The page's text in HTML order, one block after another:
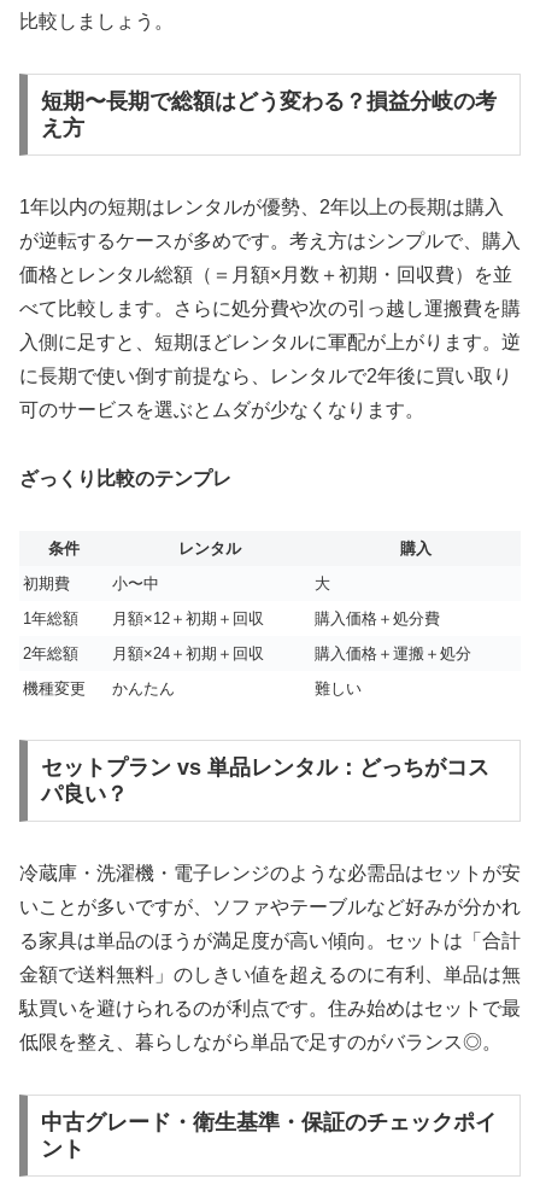
比較しましょう。
短期〜長期で総額はどう変わる？損益分岐の考
え方
1年以内の短期はレンタルが優勢、2年以上の長期は購入
が逆転するケースが多めです。考え方はシンプルで、購入
価格とレンタル総額（＝月額×月数＋初期・回収費）を並
べて比較します。さらに処分費や次の引っ越し運搬費を購
入側に足すと、短期ほどレンタルに軍配が上がります。逆
に長期で使い倒す前提なら、レンタルで2年後に買い取り
可のサービスを選ぶとムダが少なくなります。
ざっくり比較のテンプレ
条件 レンタル
購入
初期費
小〜中
大
1年総額
月額×12＋初期＋回収
購入価格＋処分費
2年総額
月額×24＋初期＋回収
購入価格＋運搬＋処分
機種変更
かんたん 難しい
セットプラン vs 単品レンタル：どっちがコス
パ良い？
冷蔵庫・洗濯機・電子レンジのような必需品はセットが安
いことが多いですが、ソファやテーブルなど好みが分かれ
る家具は単品のほうが満足度が高い傾向。セットは「合計
金額で送料無料」のしきい値を超えるのに有利、単品は無
駄買いを避けられるのが利点です。住み始めはセットで最
低限を整え、暮らしながら単品で足すのがバランス◎。
中古グレード・衛生基準・保証のチェックポイ
ント